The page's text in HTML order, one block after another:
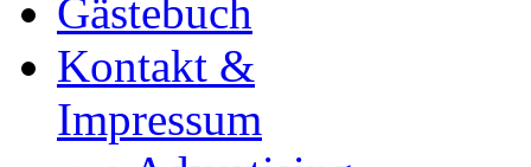
Gästebuch
Kontakt &
Impressum